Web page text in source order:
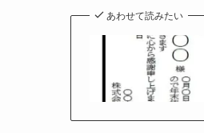
あわせて読みたい